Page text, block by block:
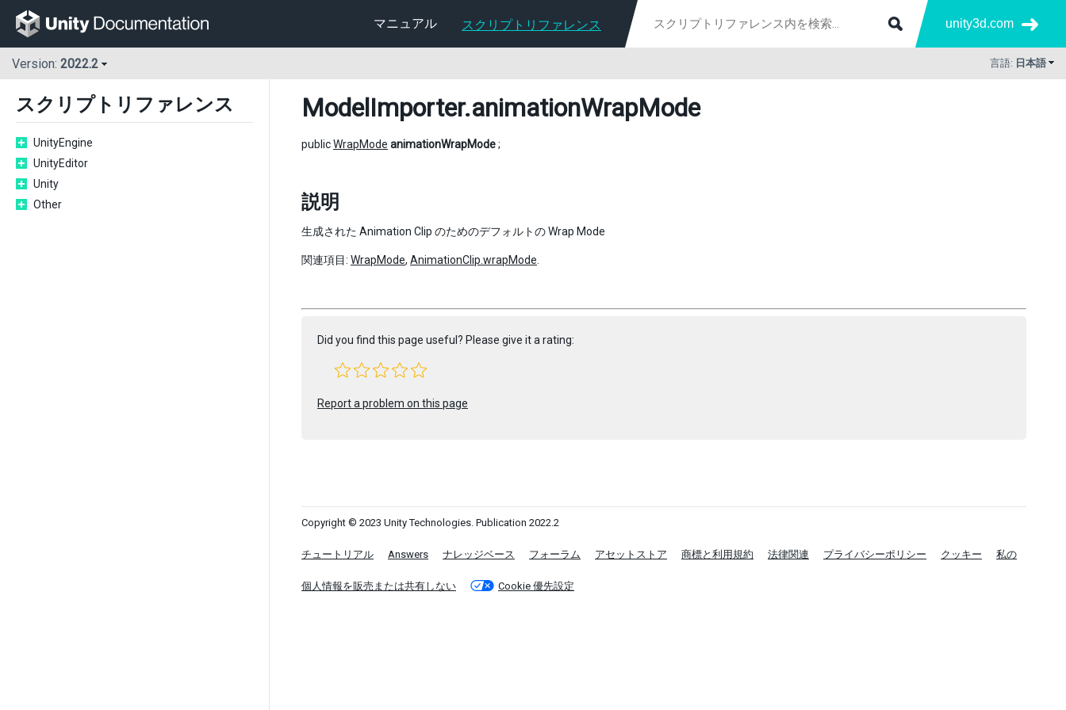
マニュアル スクリプトリファレンス unity3d.com
Version: 2022.2 言語: 日本語
スクリプトリファレンス
UnityEngine
UnityEditor
Unity
Other
ModelImporter.animationWrapMode
publicWrapMode animationWrapMode;
説明
生成された Animation Clip のためのデフォルトの Wrap Mode
関連項目: WrapMode, AnimationClip.wrapMode
Did you find this page useful? Please give it a rating:
Report a problem on this page
Copyright © 2023 Unity Technologies. Publication 2022.2
チュートリアル Answers ナレッジベース フォーラム アセットストア 商標と利用規約 法律関連 プライバシーポリシー クッキー 私の
個人情報を販売または共有しない Cookie 優先設定